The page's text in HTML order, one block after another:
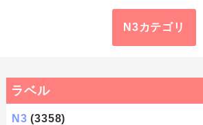
N3カテゴリ
ラベル
N3 (3358)